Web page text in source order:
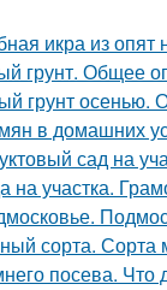
икра из
грунт. Общее
грунт осенью.
в домашних
сад на
участка.
сорта. Сорта
посева. Что